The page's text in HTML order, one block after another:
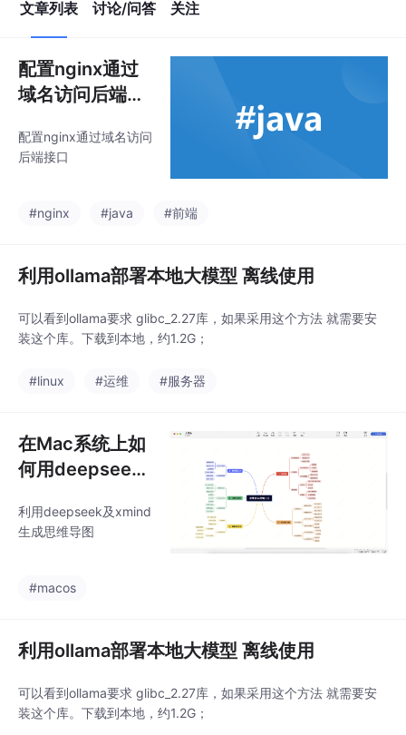
文章列表 讨论/问答 关注
配置nginx通过
域名访问后端接
配置nginx通过域名访问
后端接口
#nginx #java #前端
利用ollama部署本地大模型 离线使用
可以看到ollama要求 glibc_2.27库，如果采用这个方法 就需要安
装这个库。下载到本地，约1.2G；
#linux #运维 #服务器
在Mac系统上如
何用deepseek
利用deepseek及xmind
生成思维导图
#macos
利用ollama部署本地大模型 离线使用
可以看到ollama要求 glibc_2.27库，如果采用这个方法 就需要安
装这个库。下载到本地，约1.2G；